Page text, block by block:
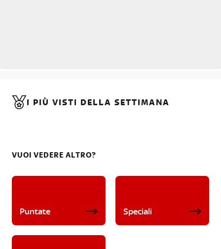
I PIÙ VISTI DELLA SETTIMANA
VUOI VEDERE ALTRO?
Puntate Speciali